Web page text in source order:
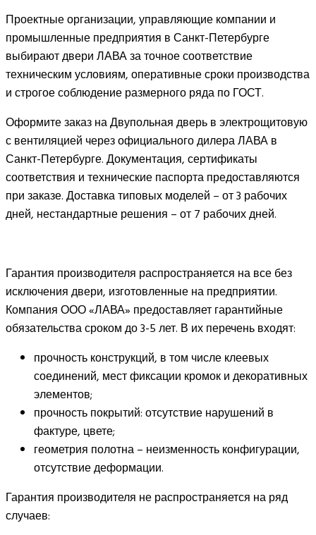
Проектные организации, управляющие компании и
промышленные предприятия в Санкт-Петербурге
выбирают двери ЛАВА за точное соответствие
техническим условиям, оперативные сроки производства
и строгое соблюдение размерного ряда по ГОСТ.
Оформите заказ на Двупольная дверь в электрощитовую
с вентиляцией через официального дилера ЛАВА в
Санкт-Петербурге. Документация, сертификаты
соответствия и технические паспорта предоставляются
при заказе. Доставка типовых моделей – от 3 рабочих
дней, нестандартные решения – от 7 рабочих дней.
Гарантия производителя распространяется на все без
исключения двери, изготовленные на предприятии.
Компания ООО «ЛАВА» предоставляет гарантийные
обязательства сроком до 3-5 лет. В их перечень входят:
прочность конструкций, в том числе клеевых
соединений, мест фиксации кромок и декоративных
элементов;
прочность покрытий: отсутствие нарушений в
фактуре, цвете;
геометрия полотна – неизменность конфигурации,
отсутствие деформации.
Гарантия производителя не распространяется на ряд
случаев: